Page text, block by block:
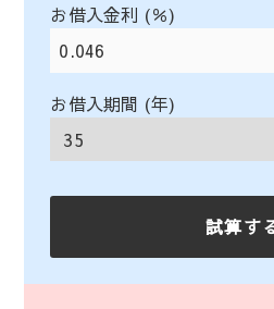
お借入金利 (％)
お借入期間 (年)